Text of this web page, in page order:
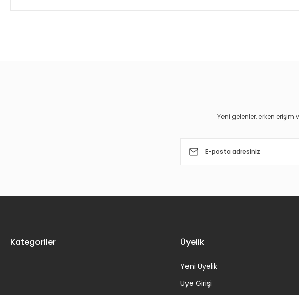
Yeni gelenler, erken
Kategoriler Üyelik
Yeni Üyelik
Üye Girişi